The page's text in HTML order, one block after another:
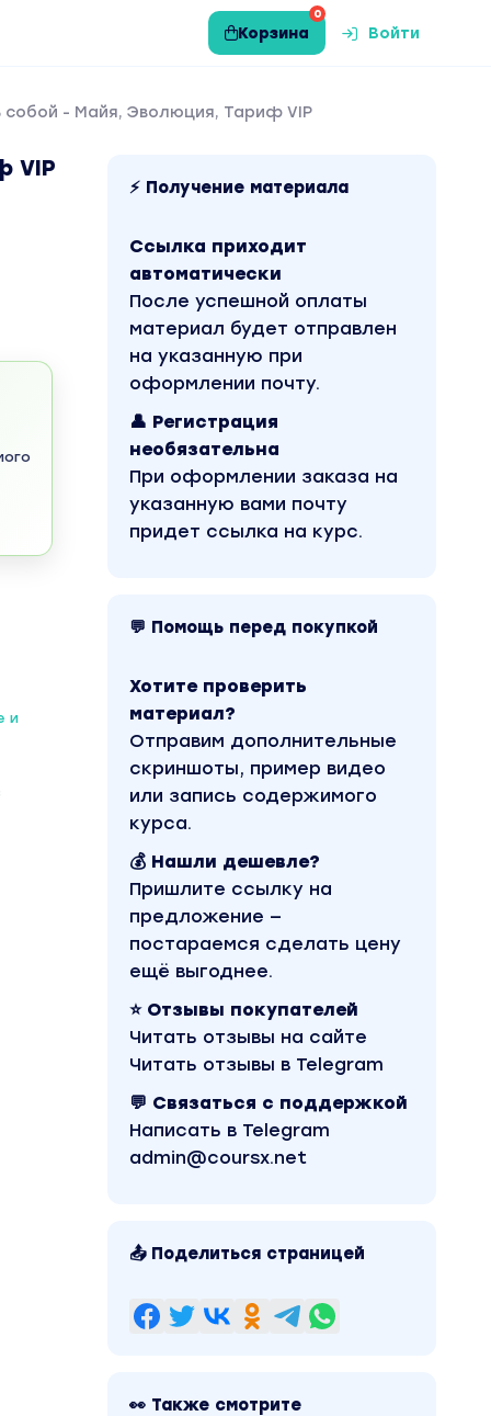
0
Корзина Войти
собой - Майя, Эволюция, Тариф VIP
VIP
и
⚡ Получение материала
Ссылка приходит
автоматически
После успешной оплаты
материал будет отправлен
на указанную при
оформлении почту.
👤 Регистрация
необязательна
При оформлении заказа на
указанную вами почту
придет ссылка на курс.
💬 Помощь перед покупкой
Хотите проверить
материал?
Отправим дополнительные
скриншоты, пример видео
или запись содержимого
курса.
💰 Нашли дешевле?
Пришлите ссылку на
предложение —
постараемся сделать цену
ещё выгоднее.
⭐ Отзывы покупателей
Читать отзывы на сайте
Читать отзывы в Telegram
💬 Связаться с поддержкой
Написать в Telegram
admin@coursx.net
📤 Поделиться страницей
👀 Также смотрите